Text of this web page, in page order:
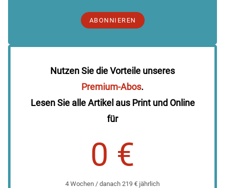
ABONNIEREN
Nutzen Sie die Vorteile unseres
Premium-Abos.
Lesen Sie alle Artikel aus Print und Online
für
0 €
4 Wochen / danach 219 € jährlich